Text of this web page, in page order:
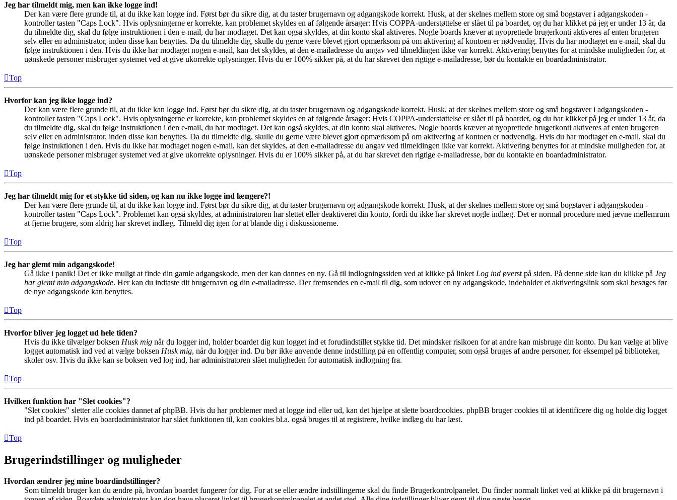
Jeg har tilmeldt mig, men kan ikke logge ind!
Der kan være flere grunde til, at du ikke kan logge ind. Først bør du sikre dig, at du taster brugernavn og adgangskode korrekt. Husk, at der skelnes mellem store og små bogstaver i adgangskoden -
kontroller tasten "Caps Lock". Hvis oplysningerne er korrekte, kan problemet skyldes en af følgende årsager: Hvis COPPA-understøttelse er slået til på boardet, og du har klikket på jeg er under 13 år, da
du tilmeldte dig, skal du følge instruktionen i den e-mail, du har modtaget. Det kan også skyldes, at din konto skal aktiveres. Nogle boards kræver at nyoprettede brugerkonti aktiveres af enten brugeren
selv eller en administrator, inden disse kan benyttes. Da du tilmeldte dig, skulle du gerne være blevet gjort opmærksom på om aktivering af kontoen er nødvendig. Hvis du har modtaget en e-mail, skal du
følge instruktionen i den. Hvis du ikke har modtaget nogen e-mail, kan det skyldes, at den e-mailadresse du angav ved tilmeldingen ikke var korrekt. Aktivering benyttes for at mindske muligheden for, at
uønskede personer misbruger systemet ved at give ukorrekte oplysninger. Hvis du er 100% sikker på, at du har skrevet den rigtige e-mailadresse, bør du kontakte en boardadministrator.
Top
Hvorfor kan jeg ikke logge ind?
Der kan være flere grunde til, at du ikke kan logge ind. Først bør du sikre dig, at du taster brugernavn og adgangskode korrekt. Husk, at der skelnes mellem store og små bogstaver i adgangskoden -
kontroller tasten "Caps Lock". Hvis oplysningerne er korrekte, kan problemet skyldes en af følgende årsager: Hvis COPPA-understøttelse er slået til på boardet, og du har klikket på jeg er under 13 år, da
du tilmeldte dig, skal du følge instruktionen i den e-mail, du har modtaget. Det kan også skyldes, at din konto skal aktiveres. Nogle boards kræver at nyoprettede brugerkonti aktiveres af enten brugeren
selv eller en administrator, inden disse kan benyttes. Da du tilmeldte dig, skulle du gerne være blevet gjort opmærksom på om aktivering af kontoen er nødvendig. Hvis du har modtaget en e-mail, skal du
følge instruktionen i den. Hvis du ikke har modtaget nogen e-mail, kan det skyldes, at den e-mailadresse du angav ved tilmeldingen ikke var korrekt. Aktivering benyttes for at mindske muligheden for, at
uønskede personer misbruger systemet ved at give ukorrekte oplysninger. Hvis du er 100% sikker på, at du har skrevet den rigtige e-mailadresse, bør du kontakte en boardadministrator.
Top
Jeg har tilmeldt mig for et stykke tid siden, og kan nu ikke logge ind længere?!
Der kan være flere grunde til, at du ikke kan logge ind. Først bør du sikre dig, at du taster brugernavn og adgangskode korrekt. Husk, at der skelnes mellem store og små bogstaver i adgangskoden -
kontroller tasten "Caps Lock". Problemet kan også skyldes, at administratoren har slettet eller deaktiveret din konto, fordi du ikke har skrevet nogle indlæg. Det er normal procedure med jævne mellemrum
at fjerne brugere, som aldrig har skrevet indlæg. Tilmeld dig igen for at blande dig i diskussionerne.
Top
Jeg har glemt min adgangskode!
Gå ikke i panik! Det er ikke muligt at finde din gamle adgangskode, men der kan dannes en ny. Gå til indlogningssiden ved at klikke på linket Log ind øverst på siden. På denne side kan du klikke på Jeg
har glemt min adgangskode. Her kan du indtaste dit brugernavn og din e-mailadresse. Der fremsendes en e-mail til dig, som udover en ny adgangskode, indeholder et aktiveringslink som skal besøges før
de nye adgangskode kan benyttes.
Top
Hvorfor bliver jeg logget ud hele tiden?
Hvis du ikke tilvælger boksen Husk mig når du logger ind, holder boardet dig kun logget ind et forudindstillet stykke tid. Det mindsker risikoen for at andre kan misbruge din konto. Du kan vælge at blive
logget automatisk ind ved at vælge boksen Husk mig, når du logger ind. Du bør ikke anvende denne indstilling på en offentlig computer, som også bruges af andre personer, for eksempel på biblioteker,
skoler osv. Hvis du ikke kan se boksen ved log ind, har administratoren slået muligheden for automatisk indlogning fra.
Top
Hvilken funktion har "Slet cookies"?
"Slet cookies" sletter alle cookies dannet af phpBB. Hvis du har problemer med at logge ind eller ud, kan det hjælpe at slette boardcookies. phpBB bruger cookies til at identificere dig og holde dig logget
ind på boardet. Hvis en boardadministrator har slået funktionen til, kan cookies bl.a. også bruges til at registrere, hvilke indlæg du har læst.
Top
Brugerindstillinger og muligheder
Hvordan ændrer jeg mine boardindstillinger?
Som tilmeldt bruger kan du ændre på, hvordan boardet fungerer for dig. For at se eller ændre indstillingerne skal du finde Brugerkontrolpanelet. Du finder normalt linket ved at klikke på dit brugernavn i